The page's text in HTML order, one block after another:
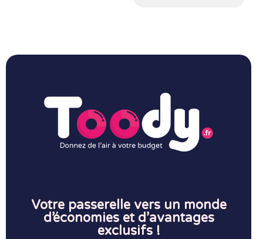
Votre passerelle vers un monde
d’économies et d’avantages
exclusifs !